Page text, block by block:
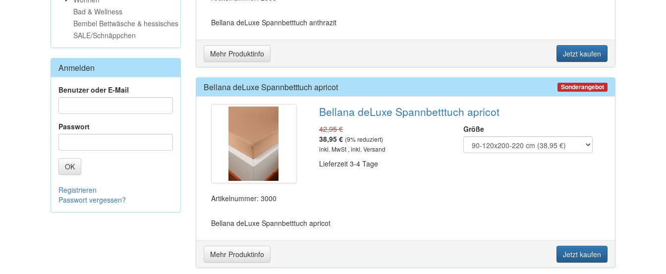
Bellana deLuxe Spannbetttuch anthrazit
Mehr Produktinfo Jetzt kaufen
Bellana deLuxe Spannbetttuch apricot Sonderangebot
Artikelnummer: 3000
Bellana deLuxe Spannbetttuch apricot
42,95 €
38,95 € (9% reduziert)
inkl. MwSt , inkl. Versand
Lieferzeit 3-4 Tage
Größe
Bellana deLuxe Spannbetttuch apricot
Mehr Produktinfo Jetzt kaufen
Bad & Wellness
Bembel Bettwäsche & hessisches
SALE/Schnäppchen
Anmelden
Benutzer oder E-Mail
Passwort
OK
Registrieren
Passwort vergessen?